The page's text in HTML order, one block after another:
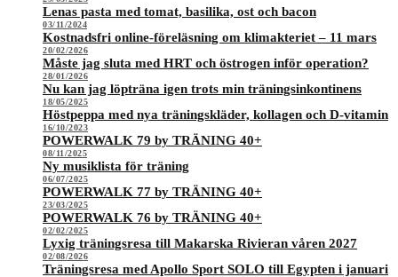
Lenas pasta med tomat, basilika, ost och bacon
03/11/2024
Kostnadsfri online-föreläsning om klimakteriet – 11 mars
20/02/2026
Måste jag sluta med HRT och östrogen inför operation?
28/01/2026
Nu kan jag löpträna igen trots min träningsinkontinens
18/05/2025
Höstpeppa med nya träningskläder, kollagen och D-vitamin
16/10/2023
POWERWALK 79 by TRÄNING 40+
08/11/2025
Ny musiklista för träning
06/07/2025
POWERWALK 77 by TRÄNING 40+
23/03/2025
POWERWALK 76 by TRÄNING 40+
02/02/2025
Lyxig träningsresa till Makarska Rivieran våren 2027
02/08/2026
Träningsresa med Apollo Sport SOLO till Egypten i januari